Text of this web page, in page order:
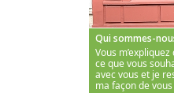
Qui sommes-
Vous
ce que vous
avec vous et je
ma façon de